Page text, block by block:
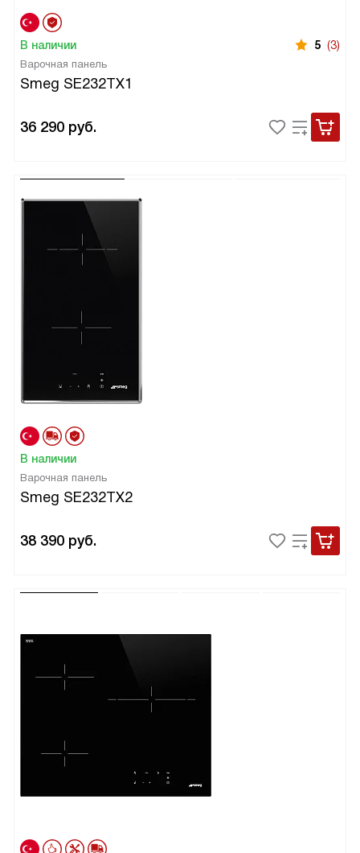
В наличии 5 (3)
Варочная панель
Smeg SE232TX1
36 290 руб.
В наличии
Варочная панель
Smeg SE232TX2
38 390 руб.